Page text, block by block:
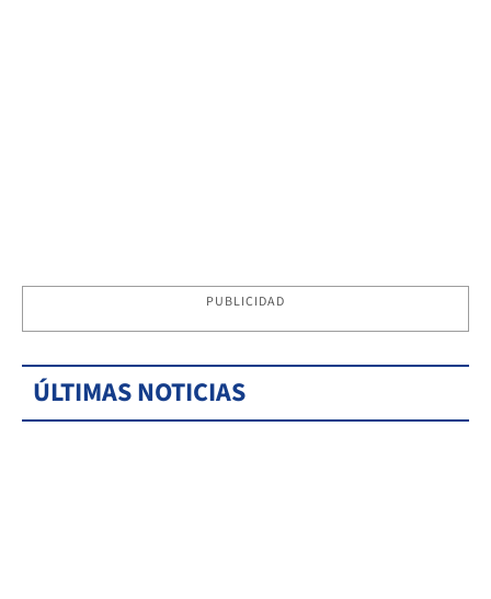
PUBLICIDAD
ÚLTIMAS NOTICIAS